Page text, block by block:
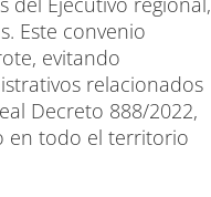
Este convenio
evitando
relacionados
Decreto 888/2022,
en todo el territorio